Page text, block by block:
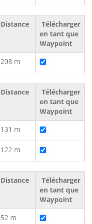
Distance
Télécharger
en tant que
Waypoint
208 m
Distance
Télécharger
en tant que
Waypoint
131 m
122 m
Distance
Télécharger
en tant que
Waypoint
52 m